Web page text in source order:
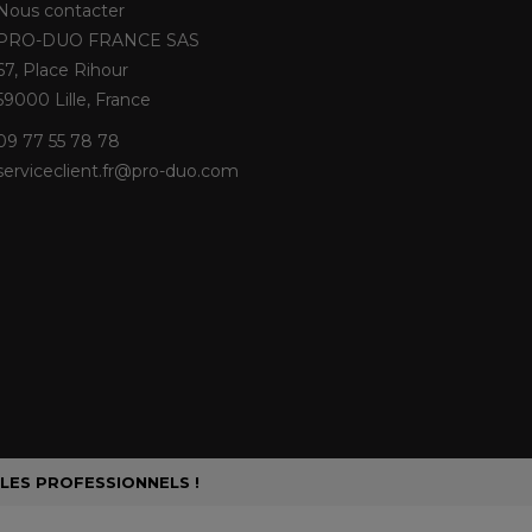
contacter
DUO FRANCE SAS
Place Rihour
Lille, France
77 55 78 78
duo.com
PROFESSIONNELS !